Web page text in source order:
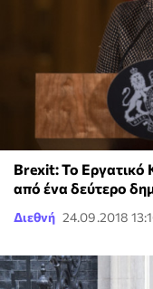
Brexit: Το Εργατικό
από ένα δεύτερο
Διεθνή 24.09.2018